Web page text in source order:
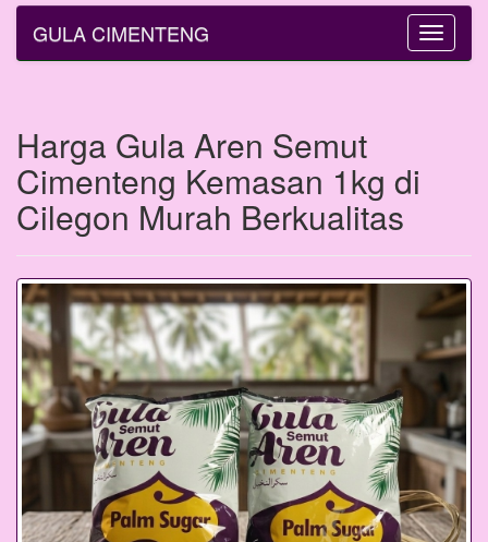
Toggle
GULA CIMENTENG
Harga Gula Aren Semut
Cimenteng Kemasan 1kg di
Cilegon Murah Berkualitas